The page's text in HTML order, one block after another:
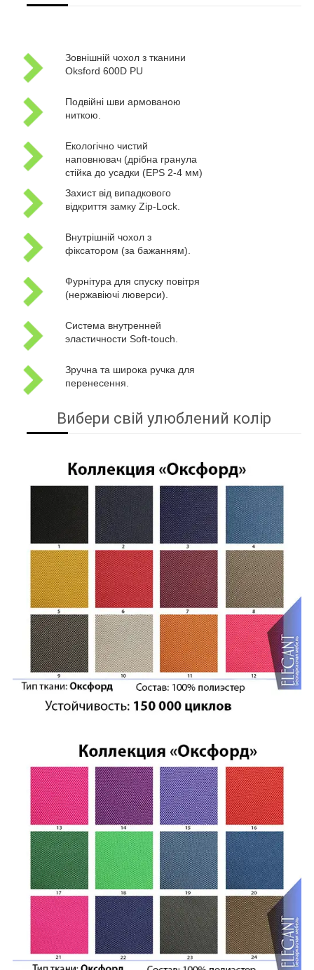
Зовнішній чохол з тканини
Oksford 600D PU
Подвійні шви армованою
ниткою.
Екологічно чистий
наповнювач (дрібна гранула
стійка до усадки (EPS 2-4 мм)
Захист від випадкового
відкриття замку Zip-Lock.
Внутрішній чохол з
фіксатором (за бажанням).
Фурнітура для спуску повітря
(нержавіючі люверси).
Система внутренней
эластичности Soft-touch.
Зручна та широка ручка для
перенесення.
Вибери свій улюблений колір